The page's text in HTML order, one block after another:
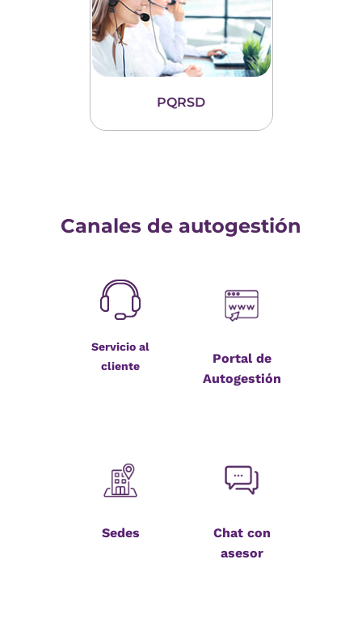
PQRSD
Canales de autogestión
Servicio al
cliente
Portal de
Autogestión
Sedes
Chat con
asesor